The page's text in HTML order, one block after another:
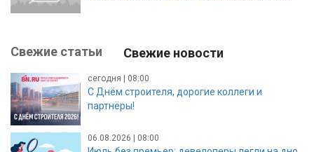
Свежие статьи Свежие новости
сегодня | 08:00
С Днём строителя, дорогие коллеги и
партнёры!
06.08.2026 | 08:00